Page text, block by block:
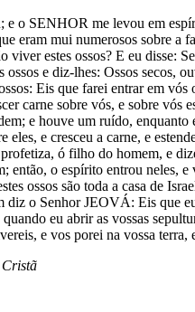
o SENHOR me levou em
eram mui numerosos sobre a
viver estes ossos? E eu disse:
ossos e diz-lhes: Ossos secos,
Eis que farei entrar em vós
carne sobre vós, e sobre
e houve um ruído, enquanto
e cresceu a carne, e
ó filho do homem, e
então, o espírito entrou neles,
ossos são toda a casa de
o Senhor JEOVÁ: Eis que
eu abrir as vossas
e vos porei na vossa